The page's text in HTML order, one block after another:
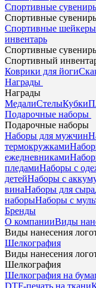
Спортивные
Спортивные
Спортивные шейкеры
инвентарь
Спортивные
Спортивный
Коврики для йоги
Награды
Награды
МедалиСтелыКубки
Подарочные наборы
Подарочные наборы
Наборы для мужчин
термокружками
ежедневниками
пледамиНаборы с
детейНаборы с
винаНаборы для сыра
наборыНаборы с
Бренды
О компанииВиды
Виды нанесения
Шелкография
Виды нанесения
Шелкография
Шелкография на
DTF-печать на ткани